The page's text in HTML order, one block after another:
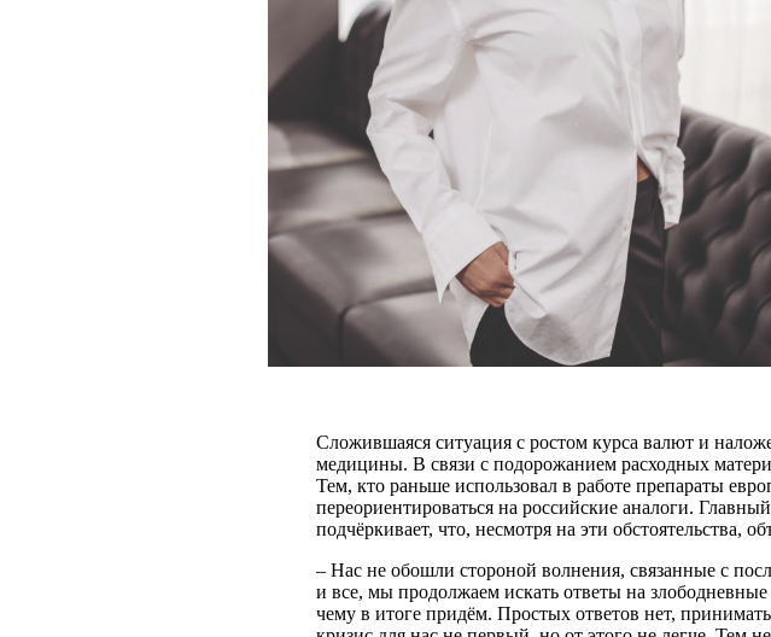
Сложившаяся ситуация с ростом курса валют и
медицины. В связи с подорожанием расходных
Тем, кто раньше использовал в работе препараты
переориентироваться на российские аналоги.
подчёркивает, что, несмотря на эти обстоятельства,
– Нас не обошли стороной волнения, связанные с
и все, мы продолжаем искать ответы на
чему в итоге придём. Простых ответов нет,